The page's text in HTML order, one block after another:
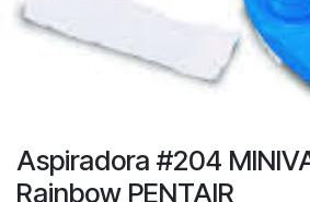
Aspiradora #204
Rainbow PENTAIR